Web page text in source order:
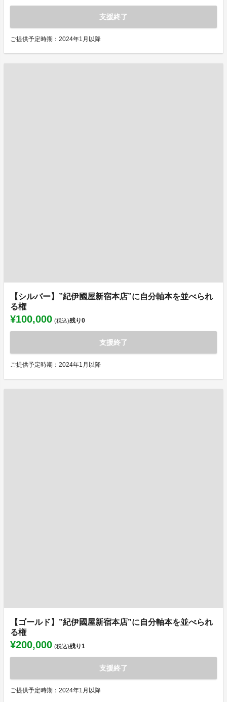
支援終了
ご提供予定時期：2024年1月以降
【シルバー】”紀伊國屋新宿本店”に自分軸本を並べられ
る権
¥100,000 (税込)残り0
支援終了
ご提供予定時期：2024年1月以降
【ゴールド】”紀伊國屋新宿本店”に自分軸本を並べられ
る権
¥200,000 (税込)残り1
支援終了
ご提供予定時期：2024年1月以降